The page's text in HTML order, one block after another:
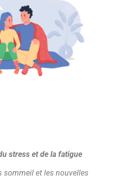
stress et de la fatigue
sommeil et les nouvelles